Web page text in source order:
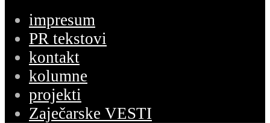
impresum
PR tekstovi
kontakt
kolumne
projekti
Zaječarske VESTI